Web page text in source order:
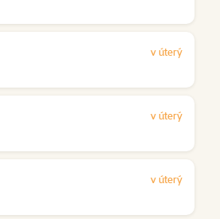
v úterý
v úterý
v úterý